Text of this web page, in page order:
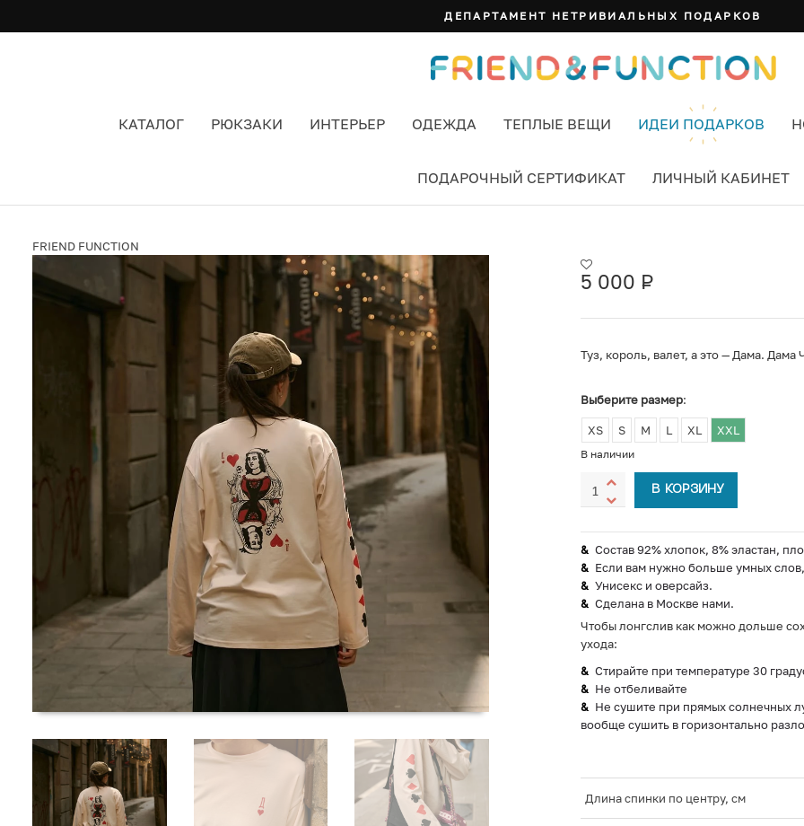
ДЕПАРТАМЕНТ НЕТРИВИАЛЬНЫХ ПОДАРКОВ
КАТАЛОГ РЮКЗАКИ ИНТЕРЬЕР ОДЕЖДА ТЕПЛЫЕ ВЕЩИ ИДЕИ ПОДАРКОВ
ПОДАРОЧНЫЙ СЕРТИФИКАТ ЛИЧНЫЙ КАБИНЕТ
FRIEND FUNCTION
5 000 Р
Туз, король, валет, а это — Дама.
Выберите размер:
XS S M L XL XXL
В наличии
В КОРЗИНУ
Состав 92% хлопок, 8% эластан,
Если вам нужно больше умных слов,
Унисекс и оверсайз.
Сделана в Москве нами.
Чтобы лонгслив как можно дольше
ухода:
Стирайте при температуре 30
Не отбеливайте
Не сушите при прямых солнечных
вообще сушить в горизонтально
Длина спинки по центру, см